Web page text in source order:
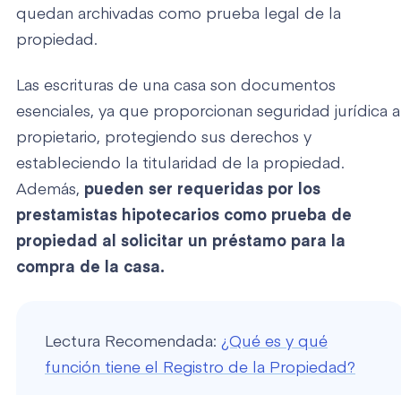
quedan archivadas como prueba legal de la
propiedad.
Las escrituras de una casa son documentos
esenciales, ya que proporcionan seguridad jurídica
propietario, protegiendo sus derechos y
estableciendo la titularidad de la propiedad.
Además, pueden ser requeridas por los
prestamistas hipotecarios como prueba de
propiedad al solicitar un préstamo para la
compra de la casa.
Lectura Recomendada: ¿Qué es y qué
función tiene el Registro de la Propiedad?